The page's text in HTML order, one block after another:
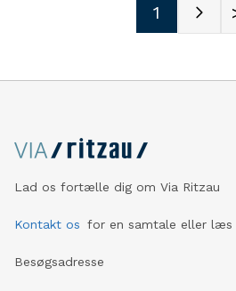
1
Lad os fortælle dig om Via Ritzau
Kontakt os for en samtale eller læs
Besøgsadresse